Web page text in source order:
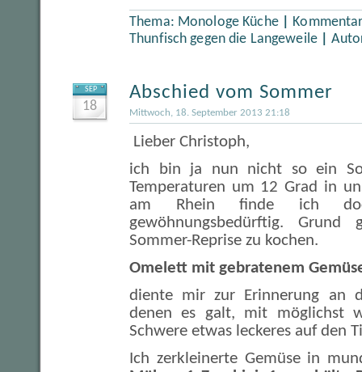
Thema: Monologe Küche
Thunfisch gegen die Langeweile |
SEP
18
Abschied vom Sommer
Mittwoch, 18. September 2013 21:18
Lieber Christoph,
ich bin ja nun nicht so ein
Temperaturen um 12 Grad in
am Rhein finde ich
gewöhnungsbedürftig. Grund
Sommer-Reprise zu kochen.
Omelett mit gebratenem
diente mir zur Erinnerung an
denen es galt, mit möglichst
Schwere etwas leckeres auf den
Ich zerkleinerte Gemüse in